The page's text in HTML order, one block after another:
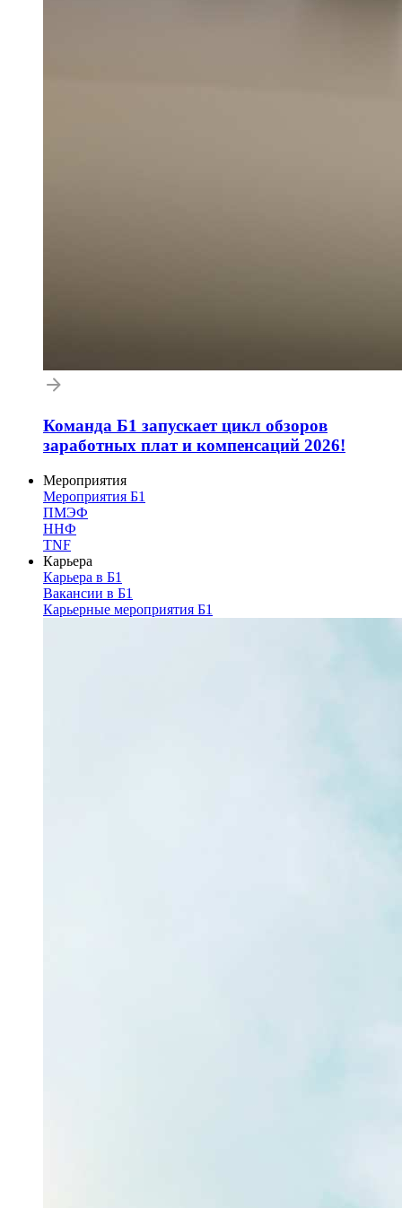
Команда Б1 запускает цикл обзоров
заработных плат и компенсаций 2026!
Мероприятия
Мероприятия Б1
ПМЭФ
ННФ
TNF
Карьера
Карьера в Б1
Вакансии в Б1
Карьерные мероприятия Б1